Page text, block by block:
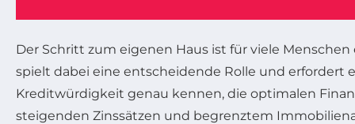
Der Schritt zum eigenen Haus ist für viele
spielt dabei eine entscheidende Rolle und erfordert
Kreditwürdigkeit genau kennen, die optimalen
steigenden Zinssätzen und begrenztem